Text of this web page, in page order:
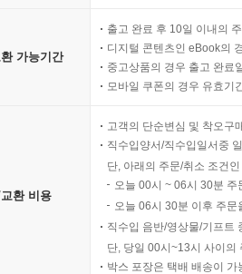
가능기간
출고 완료 후 10일 이내의
디지털 콘텐츠인 eBook의
중고상품의 경우 출고 완료
모바일 쿠폰의 경우 유효기
환 비용
고객의 단순변심 및 착오구
직수입양서/직수입일서중
단, 아래의 주문/취소 조건
오늘 00시 ~ 06시 30분
오늘 06시 30분 이후 주
직수입 음반/영상물/기프트
단, 당일 00시~13시 사이의
박스 포장은 택배 배송이